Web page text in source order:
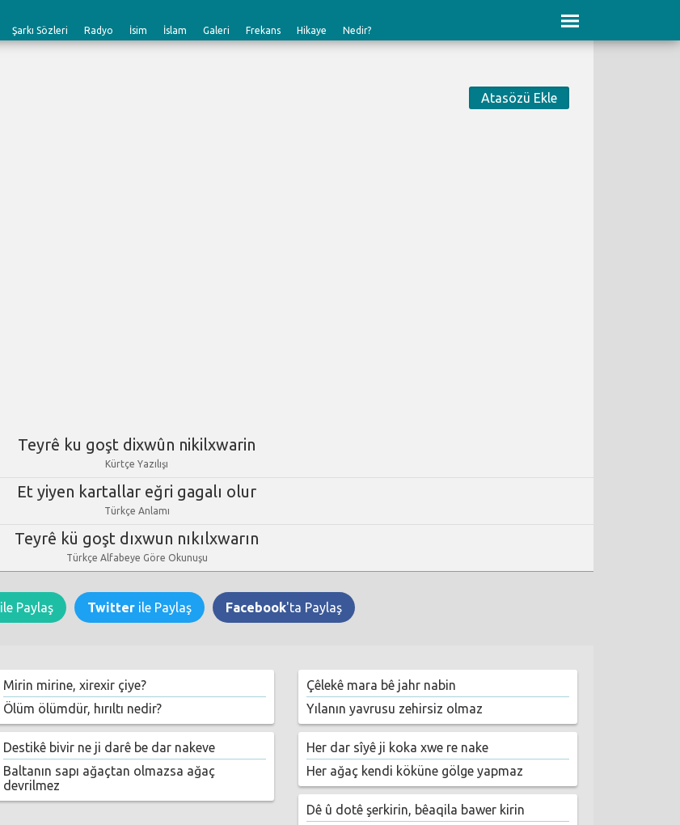
Şarkı Sözleri Radyo İsim İslam Galeri Frekans Hikaye Nedir?
Atasözü Ekle
Teyrê ku goşt dixwûn nikilxwarin
Kürtçe Yazılışı
Et yiyen kartallar eğri gagalı olur
Türkçe Anlamı
Teyrê kü goşt dıxwun nıkılxwarın
Türkçe Alfabeye Göre Okunuşu
ile Paylaş Twitterile Paylaş Facebook'ta Paylaş
Mirin mirine, xirexir çiye?
Ölüm ölümdür, hırıltı nedir?
Çêlekê mara bê jahr nabin
Yılanın yavrusu zehirsiz olmaz
Destikê bivir ne ji darê be dar nakeve
Baltanın sapı ağaçtan olmazsa ağaç
devrilmez
Her dar sîyê ji koka xwe re nake
Her ağaç kendi köküne gölge yapmaz
Dê û dotê şerkirin, bêaqila bawer kirin